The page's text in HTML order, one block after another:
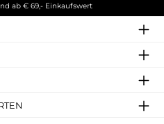
ab € 69,- Einkaufswert